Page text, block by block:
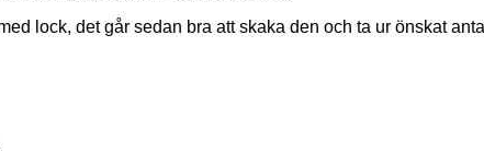
lock, det går sedan bra att skaka den och ta ur önskat